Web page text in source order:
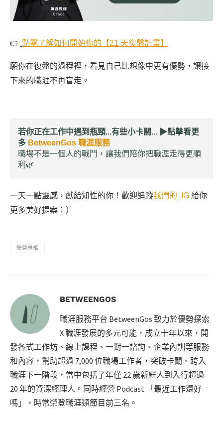
👉 點擊了解如何開始你的【21 天復盤計畫】
願你在復盤的過程裡，看見自己比想像中更有優勢，讓接
下來的職涯不再盲走。
若你正在工作中遇到瓶頸...有些小卡關... ▶︎點擊看更
多 BetweenGos 職涯服務
職場不是一個人的戰鬥，讓我們陪你把職涯走得更順
利🌿
一天一點靈感，獻給知性的你！歡迎追蹤我們的 IG 給你
更多美好提案：）
優勢思維
BETWEENGOS
職涯服務平台 BetweenGos 致力於優勢探索
X 職涯發展的多元可能，成立十年以來，開
發各式工作坊、線上課程、一對一諮詢、企業內訓等服務
和內容，幫助超過 7,000 位職場工作者，突破卡關、跨入
職涯下一階段，當中包括了年僅 22 歲新鮮人到入行超過
20 年的資深經理人。同時經營 Podcast 「最近工作還好
嗎」，時常榮登職涯類節目前三名。